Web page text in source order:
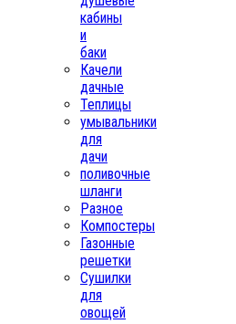
кабины
и
баки
Качели
дачные
Теплицы
умывальники
для
дачи
поливочные
шланги
Разное
Компостеры
Газонные
решетки
Сушилки
для
овощей